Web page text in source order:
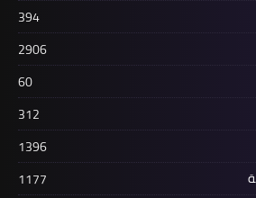
تضامنية بسنتروم
الهولندية بذكرى وعد
394
2906
60
312
1396
1177